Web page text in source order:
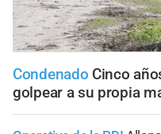
Condenado Cinco
golpear a su propia